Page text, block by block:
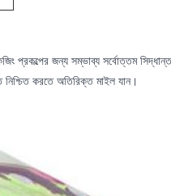
প্রকল্পের জন্য সম্ভাব্য সর্বোত্তম
নিশ্চিত করতে অতিরিক্ত মাইল যান।